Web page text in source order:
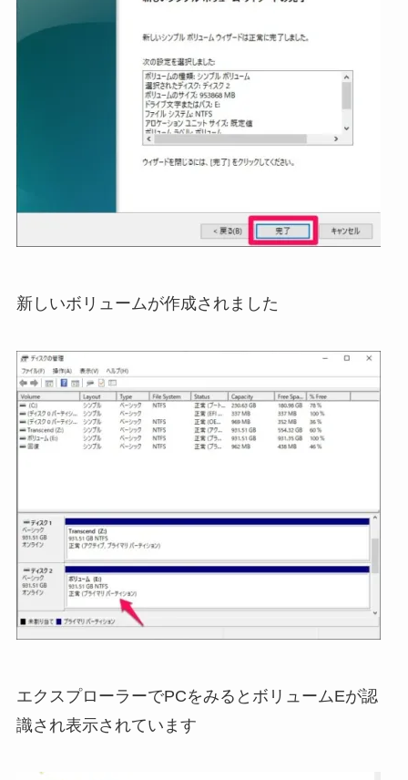
新しいボリュームが作成されました
エクスプローラーでPCをみるとボリュームEが認
識され表示されています